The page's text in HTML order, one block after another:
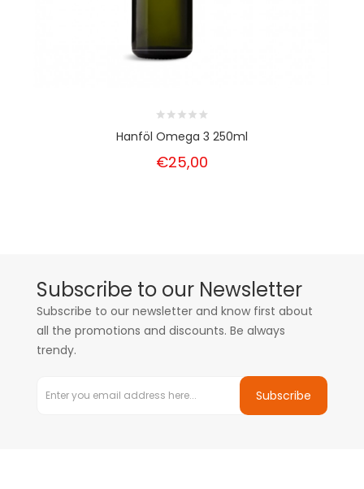
Hanföl Omega 3 250ml
€25,00
Subscribe to our Newsletter
Subscribe to our newsletter and know first about
all the promotions and discounts. Be always
trendy.
Subscribe